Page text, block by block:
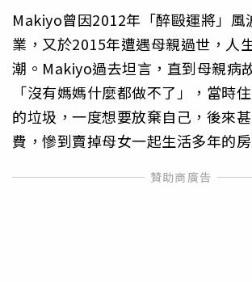
Makiyo曾因2012年「醉毆運將」風
業，又於2015年遭遇母親過世，人
潮。Makiyo過去坦言，直到母親病
「沒有媽媽什麼都做不了」，當時
的垃圾，一度想要放棄自己，後來
費，慘到賣掉母女一起生活多年的房